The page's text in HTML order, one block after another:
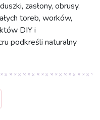
zasłony, obrusy.
toreb, worków,
DIY i
podkreśli naturalny